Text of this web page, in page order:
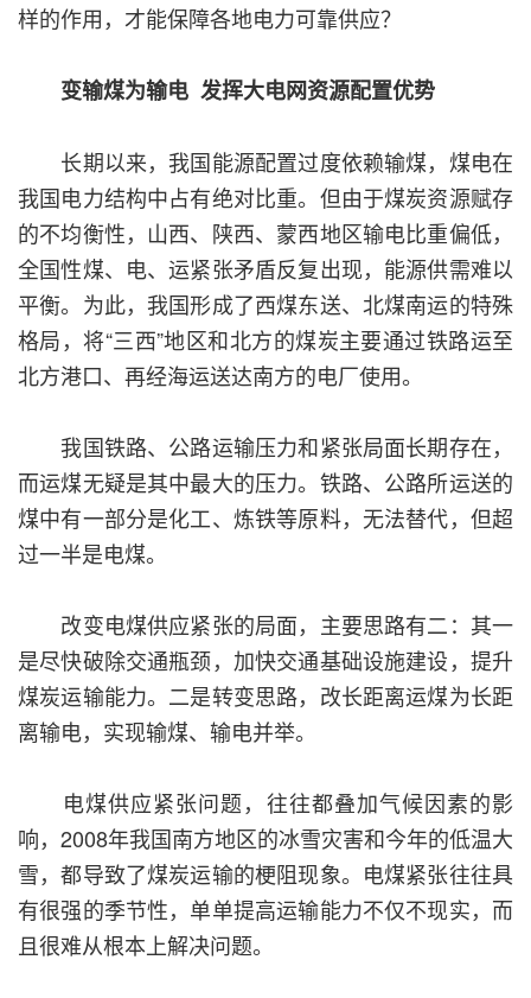
样的作用，才能保障各地电力可靠供应？
变输煤为输电 发挥大电网资源配置优势
长期以来，我国能源配置过度依赖输煤，煤电在
我国电力结构中占有绝对比重。但由于煤炭资源赋存
的不均衡性，山西、陕西、蒙西地区输电比重偏低，
全国性煤、电、运紧张矛盾反复出现，能源供需难以
平衡。为此，我国形成了西煤东送、北煤南运的特殊
格局，将“三西”地区和北方的煤炭主要通过铁路运至
北方港口、再经海运送达南方的电厂使用。
我国铁路、公路运输压力和紧张局面长期存在，
而运煤无疑是其中最大的压力。铁路、公路所运送的
煤中有一部分是化工、炼铁等原料，无法替代，但超
过一半是电煤。
改变电煤供应紧张的局面，主要思路有二：其一
是尽快破除交通瓶颈，加快交通基础设施建设，提升
煤炭运输能力。二是转变思路，改长距离运煤为长距
离输电，实现输煤、输电并举。
电煤供应紧张问题，往往都叠加气候因素的影
响，2008年我国南方地区的冰雪灾害和今年的低温大
雪，都导致了煤炭运输的梗阻现象。电煤紧张往往具
有很强的季节性，单单提高运输能力不仅不现实，而
且很难从根本上解决问题。